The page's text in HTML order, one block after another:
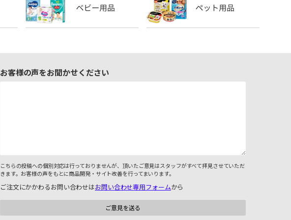
お客様の声をお聞かせください
こちらの投稿への個別対応は行っておりませんが、頂いたご意見はスタッフがすべて拝見させていただ
きます。お客様の声をもとに商品開発・サイト改善を行ってまいります。
ご注文にかかわるお問い合わせはお問い合わせ専用フォームから